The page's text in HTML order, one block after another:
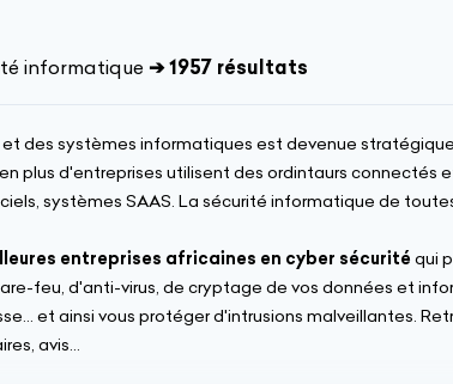
informatique ➔ 1957 résultats
des systèmes informatiques est devenue
plus d'entreprises utilisent des ordintaurs connectés
systèmes SAAS. La sécurité informatique de
entreprises africaines en cyber sécurité qui
feu, d'anti-virus, de cryptage de vos données et
et ainsi vous protéger d'intrusions malveillantes.
avis...